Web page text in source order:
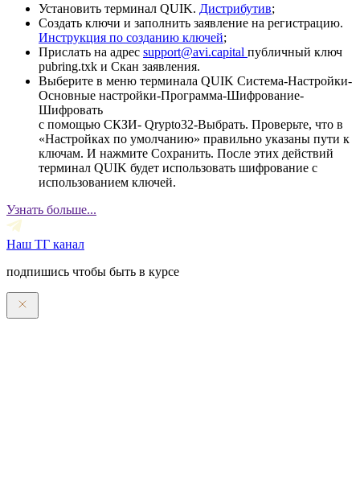
Установить терминал QUIK. Дистрибутив;
Создать ключи и заполнить заявление на регистрацию.
Инструкция по созданию ключей;
Прислать на адрес support@avi.capital публичный ключ
pubring.txk и Скан заявления.
Выберите в меню терминала QUIK Система-Настройки-
Основные настройки-Программа-Шифрование-
Шифровать
с помощью СКЗИ- Qrypto32-Выбрать. Проверьте, что в
«Настройках по умолчанию» правильно указаны пути к
ключам. И нажмите Сохранить. После этих действий
терминал QUIK будет использовать шифрование с
использованием ключей.
Узнать больше...
Наш ТГ канал
подпишись чтобы быть в курсе